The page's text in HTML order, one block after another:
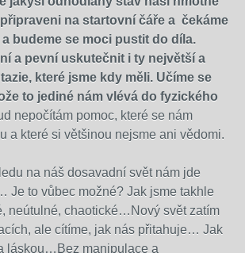
na startovní čáře a čekáme
budeme se moci pustit do díla.
a pevní uskutečnit i ty největší a
které jsme kdy měli. Učíme se
to jediné nám vlévá do fyzického
nepočítám pomoc, které se nám
a které si většinou nejsme ani vědomi.
na náš dosavadní svět nám jde
Je to vůbec možné? Jak jsme takhle
neútulné, chaotické…Nový svět zatím
ale cítíme, jak nás přitahuje… Jak
láskou…Bez manipulace a